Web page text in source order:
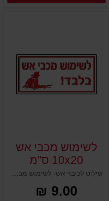
לשימוש מכבי אש
10x20 ס"מ
9.00 ₪